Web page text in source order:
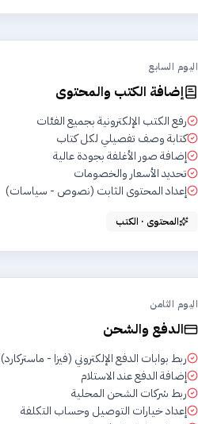
اليوم السابع
إضافة الكتب والمحتوى
رفع الكتب الإلكترونية بجميع الفئات
كتابة وصف تفصيلي لكل كتاب
إضافة صور الأغلفة بجودة عالية
تحديد الأسعار والخصومات
إعداد المحتوى الثابت (نصوص - سياسات)
المحتوى · الكتب
اليوم الثامن
الدفع والشحن
ربط بوابات الدفع الإلكتروني (فيزا - ماستركارد)
إضافة الدفع عند الاستلام
ربط شركات الشحن المحلية
إعداد خيارات التوصيل وحساب التكلفة